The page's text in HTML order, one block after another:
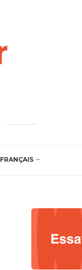
FRANÇAIS